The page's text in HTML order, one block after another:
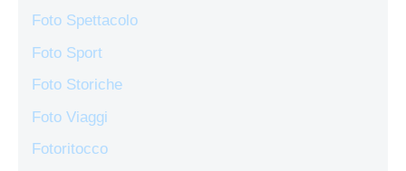
Foto Spettacolo
Foto Sport
Foto Storiche
Foto Viaggi
Fotoritocco